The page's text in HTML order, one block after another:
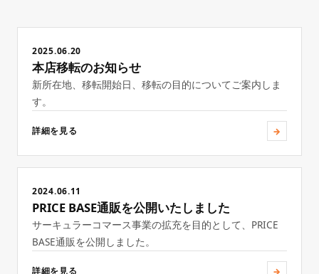
2025.06.20
本店移転のお知らせ
新所在地、移転開始日、移転の目的についてご案内しま
す。
詳細を見る →
2024.06.11
PRICE BASE通販を公開いたしました
サーキュラーコマース事業の拡充を目的として、PRICE
BASE通販を公開しました。
詳細を見る →